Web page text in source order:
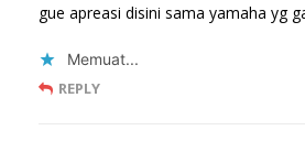
gue apreasi disini sama yamaha yg
Memuat...
REPLY